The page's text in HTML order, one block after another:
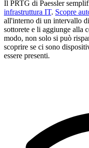
Il PRTG di Paessler
infrastruttura IT. Scopre
all'interno di un intervallo di
sottorete e li aggiunge alla
modo, non solo si può
scoprire se ci sono
essere presenti.